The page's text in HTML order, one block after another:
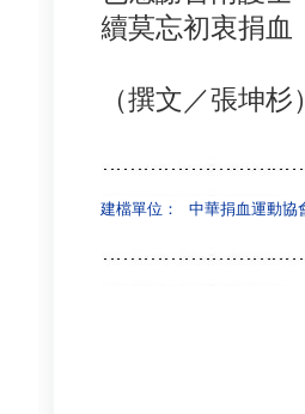
續莫忘初衷捐血
（撰文／張坤杉
建檔單位： 中華捐血運動協